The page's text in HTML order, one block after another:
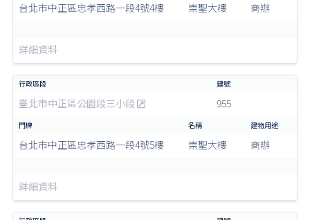
台北市中正區忠孝西路一段4號4樓 崇聖大樓 商辦
詳細資料
臺北市中正區公園段三小段 955
台北市中正區忠孝西路一段4號5樓 崇聖大樓 商辦
詳細資料